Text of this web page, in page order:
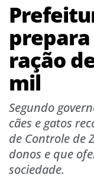
ração
mil
Segundo
cães e gatos
de Controle de
donos e que
sociedade.